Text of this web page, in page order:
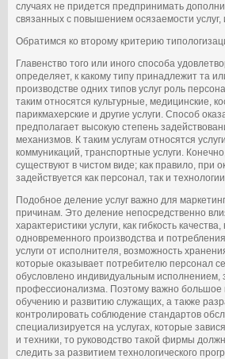
случаях не придется предпринимать
связанных с повышением осязаемости услуг,
Обратимся ко второму критерию
Главенство того или иного способа
определяет, к какому типу принадлежит та
производстве одних типов услуг роль
таким относятся культурные, медицинские,
парикмахерские и другие услуги. Способ
предполагает высокую степень
механизмов. К таким услугам относятся
коммуникаций, транспортные услуги.
существуют в чистом виде; как правило, при
задействуется как персонал, так и
Подобное деление услуг важно для
причинам. Это деление непосредственно
характеристики услуги, как гибкость
одновременного производства и
услуги от исполнителя, возможность
которые оказывает потребителю персонал
обусловлено индивидуальным исполнением,
профессионализма. Поэтому важно большое
обучению и развитию служащих, а также
контролировать соблюдение стандартов
специализируется на услугах, которые
и техники, то руководство такой фирмы
следить за развитием технологического